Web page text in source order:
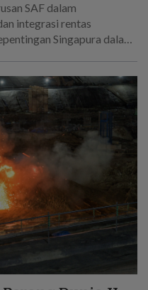
SAF dalam
integrasi rentas
Singapura dalam